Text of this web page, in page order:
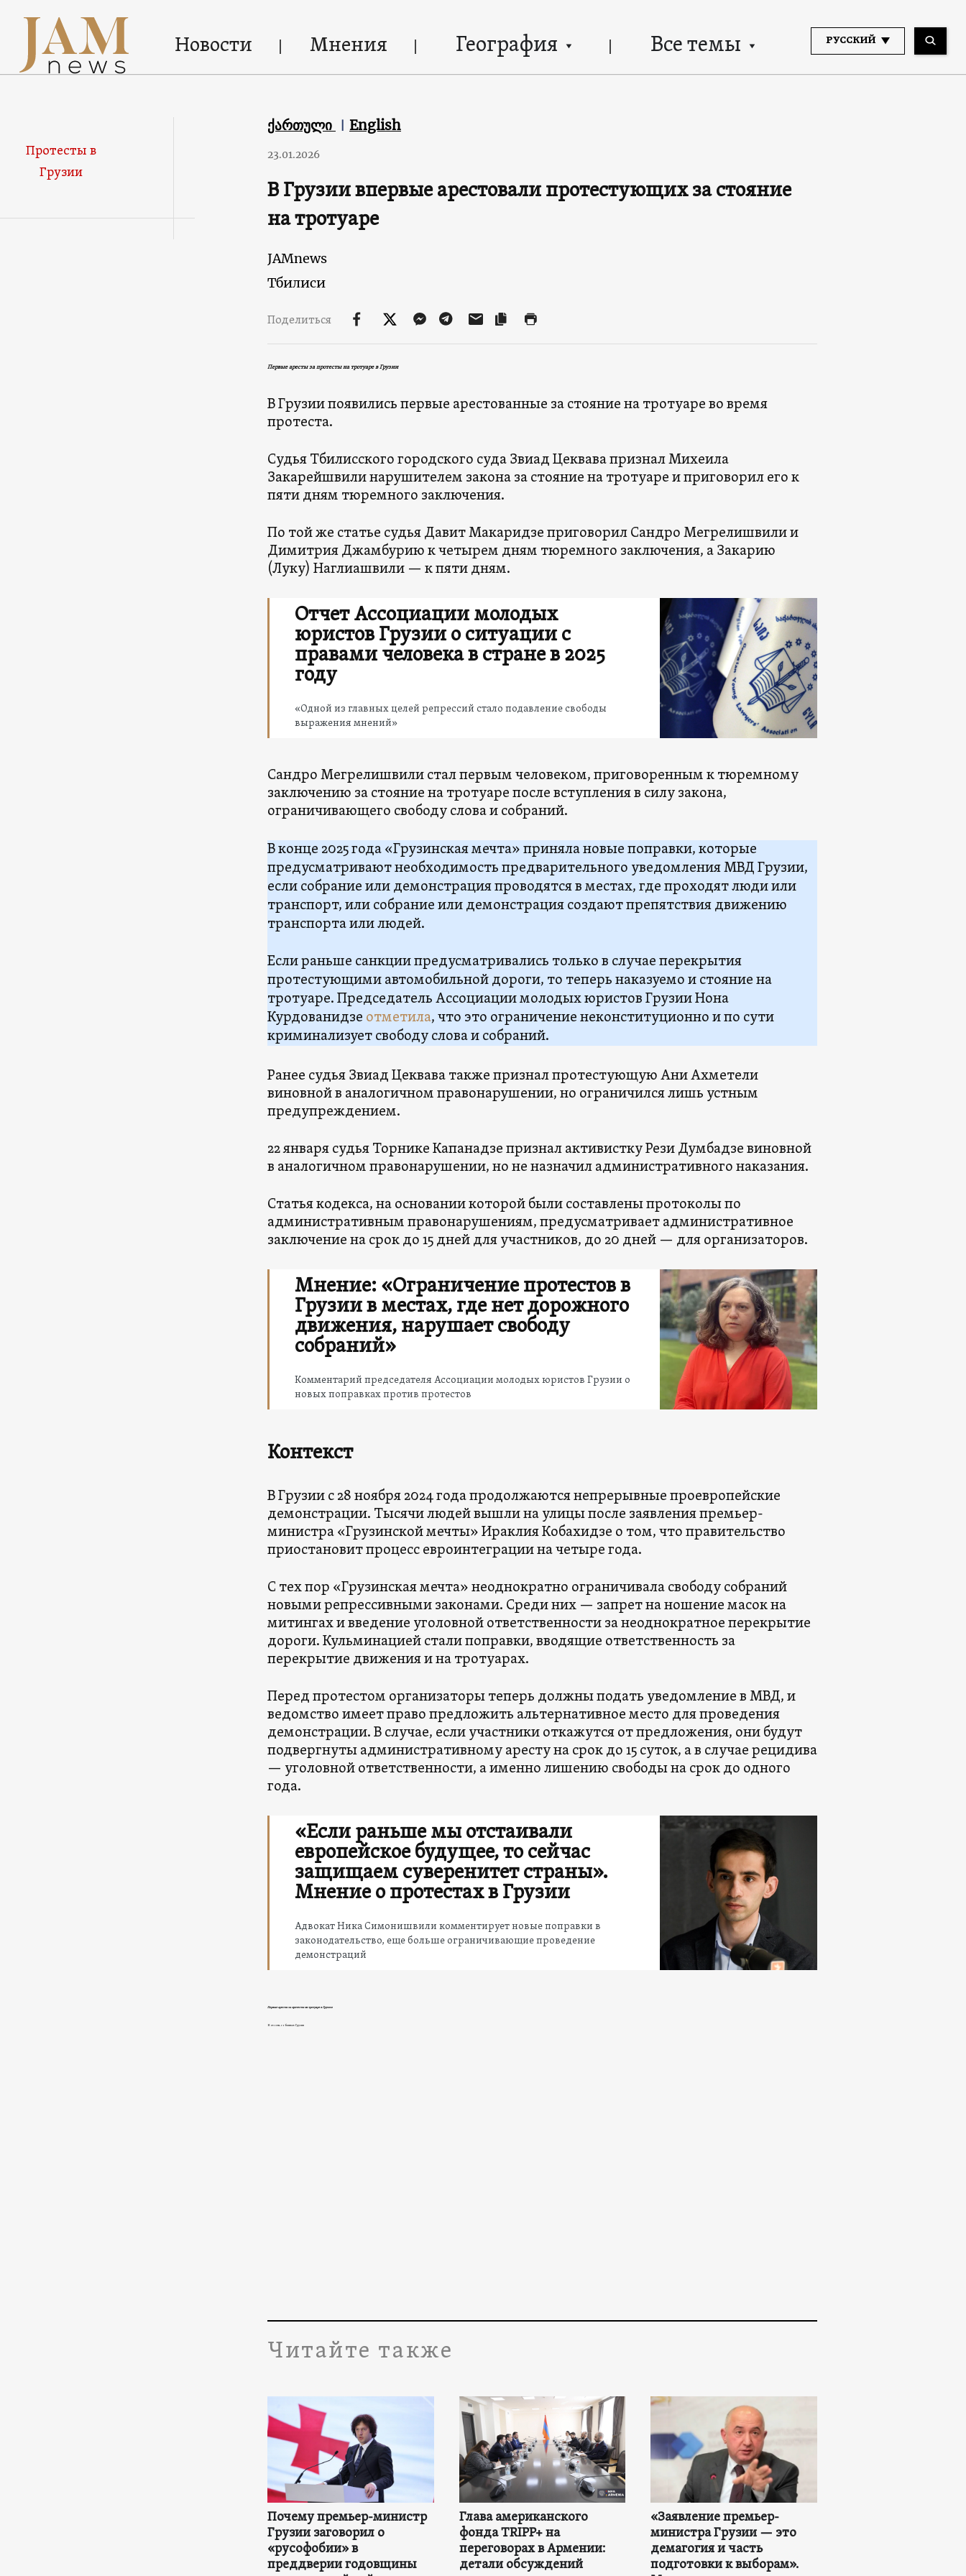
Новости Мнения География Все темы РУССКИЙ
Протесты в
Грузии
ქართული English
23.01.2026
В Грузии впервые арестовали протестующих за стояние
на тротуаре
JAMnews
Тбилиси
Поделиться
Первые аресты за протесты на тротуаре в Грузии
В Грузии появились первые арестованные за стояние на тротуаре во время
протеста.
Судья Тбилисского городского суда Звиад Цеквава признал Михеила
Закарейшвили нарушителем закона за стояние на тротуаре и приговорил его к
пяти дням тюремного заключения.
По той же статье судья Давит Макаридзе приговорил Сандро Мегрелишвили и
Димитрия Джамбурию к четырем дням тюремного заключения, а Закарию
(Луку) Наглиашвили — к пяти дням.
Отчет Ассоциации молодых
юристов Грузии о ситуации с
правами человека в стране в 2025
году
«Одной из главных целей репрессий стало подавление свободы
выражения мнений»
Сандро Мегрелишвили стал первым человеком, приговоренным к тюремному
заключению за стояние на тротуаре после вступления в силу закона,
ограничивающего свободу слова и собраний.
В конце 2025 года «Грузинская мечта» приняла новые поправки, которые
предусматривают необходимость предварительного уведомления МВД Грузии,
если собрание или демонстрация проводятся в местах, где проходят люди или
транспорт, или собрание или демонстрация создают препятствия движению
транспорта или людей.
Если раньше санкции предусматривались только в случае перекрытия
протестующими автомобильной дороги, то теперь наказуемо и стояние на
тротуаре. Председатель Ассоциации молодых юристов Грузии Нона
Курдованидзе отметила, что это ограничение неконституционно и по сути
криминализует свободу слова и собраний.
Ранее судья Звиад Цеквава также признал протестующую Ани Ахметели
виновной в аналогичном правонарушении, но ограничился лишь устным
предупреждением.
22 января судья Торнике Капанадзе признал активистку Рези Думбадзе виновной
в аналогичном правонарушении, но не назначил административного наказания.
Статья кодекса, на основании которой были составлены протоколы по
административным правонарушениям, предусматривает административное
заключение на срок до 15 дней для участников, до 20 дней — для организаторов.
Мнение: «Ограничение протестов в
Грузии в местах, где нет дорожного
движения, нарушает свободу
собраний»
Комментарий председателя Ассоциации молодых юристов Грузии о
новых поправках против протестов
Контекст
В Грузии с 28 ноября 2024 года продолжаются непрерывные проевропейские
демонстрации. Тысячи людей вышли на улицы после заявления премьер-
министра «Грузинской мечты» Ираклия Кобахидзе о том, что правительство
приостановит процесс евроинтеграции на четыре года.
С тех пор «Грузинская мечта» неоднократно ограничивала свободу собраний
новыми репрессивными законами. Среди них — запрет на ношение масок на
митингах и введение уголовной ответственности за неоднократное перекрытие
дороги. Кульминацией стали поправки, вводящие ответственность за
перекрытие движения и на тротуарах.
Перед протестом организаторы теперь должны подать уведомление в МВД, и
ведомство имеет право предложить альтернативное место для проведения
демонстрации. В случае, если участники откажутся от предложения, они будут
подвергнуты административному аресту на срок до 15 суток, а в случае рецидива
— уголовной ответственности, а именно лишению свободы на срок до одного
года.
«Если раньше мы отстаивали
европейское будущее, то сейчас
защищаем суверенитет страны».
Мнение о протестах в Грузии
Адвокат Ника Симонишвили комментирует новые поправки в
законодательство, еще больше ограничивающие проведение
демонстраций
Первые аресты за протесты на тротуаре в Грузии
Новости, события в Грузии
Читайте также
Почему премьер-министр
Грузии заговорил о
«русофобии» в
преддверии годовщины
Глава американского
фонда TRIPP+ на
переговорах в Армении:
детали обсуждений
«Заявление премьер-
министра Грузии — это
демагогия и часть
подготовки к выборам».